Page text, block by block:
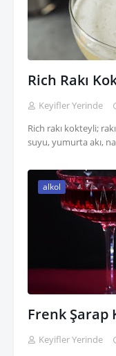
Rich Rakı
Keyifler Yerinde
Rich rakı kokteyli;
suyu, yumurta akı,
alkol
Frenk Şarap
Keyifler Yerinde